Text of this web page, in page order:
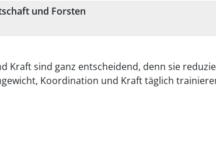
und Forsten
Kraft sind ganz entscheidend, denn sie
Koordination und Kraft täglich